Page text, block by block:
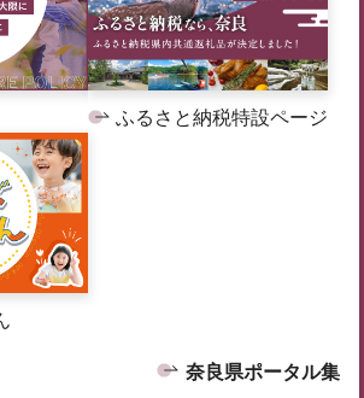
ふるさと納税特設ページ
奈良県ポータル集